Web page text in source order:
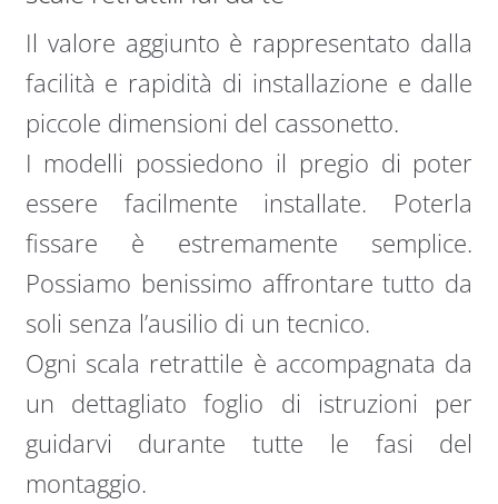
Il valore aggiunto è rappresentato dalla
facilità e rapidità di installazione e dalle
piccole dimensioni del cassonetto.
I modelli possiedono il pregio di poter
essere facilmente installate. Poterla
fissare è estremamente semplice.
Possiamo benissimo affrontare tutto da
soli senza l’ausilio di un tecnico.
Ogni scala retrattile è accompagnata da
un dettagliato foglio di istruzioni per
guidarvi durante tutte le fasi del
montaggio.